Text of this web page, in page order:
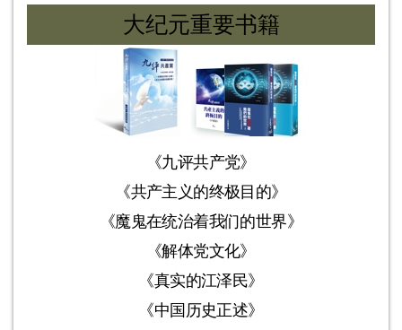
大纪元重要书籍
《九评共产党》
《共产主义的终极目的》
《魔鬼在统治着我们的世界》
《解体党文化》
《真实的江泽民》
《中国历史正述》